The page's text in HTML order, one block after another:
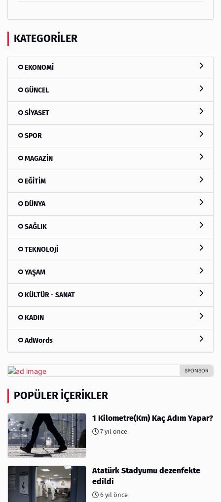
KATEGORILER
EKONOMİ
GÜNCEL
SİYASET
SPOR
MAGAZİN
EĞİTİM
DÜNYA
SAĞLIK
TEKNOLOJİ
YAŞAM
KÜLTÜR - SANAT
KADIN
AdWords
POPÜLER İÇERIKLER
1 Kilometre(Km) Kaç Adım Yapar?
7 yıl önce
Atatürk Stadyumu dezenfekte
edildi
6 yıl önce